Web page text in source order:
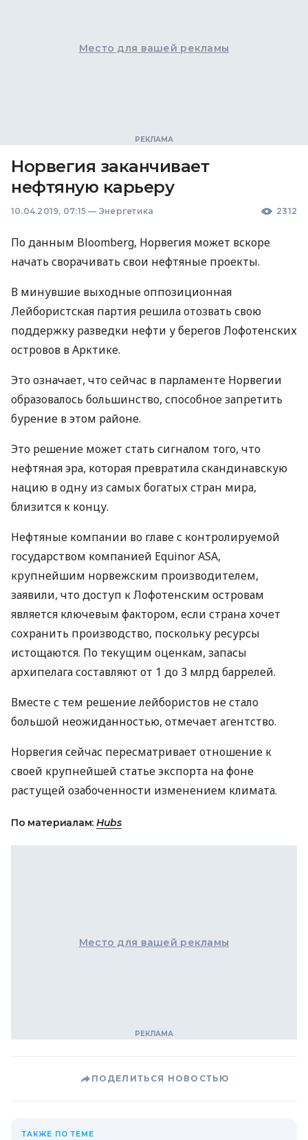
Место для вашей рекламы
Норвегия заканчивает
нефтяную карьеру
10.04.2019, 07:15 — Энергетика 2312
По данным Bloomberg, Норвегия может вскоре
начать сворачивать свои нефтяные проекты.
В минувшие выходные оппозиционная
Лейбористская партия решила отозвать свою
поддержку разведки нефти у берегов Лофотенских
островов в Арктике.
Это означает, что сейчас в парламенте Норвегии
образовалось большинство, способное запретить
бурение в этом районе.
Это решение может стать сигналом того, что
нефтяная эра, которая превратила скандинавскую
нацию в одну из самых богатых стран мира,
близится к концу.
Нефтяные компании во главе с контролируемой
государством компанией EquinorASA,
крупнейшим норвежским производителем,
заявили, что доступ к Лофотенским островам
является ключевым фактором, если страна хочет
сохранить производство, поскольку ресурсы
истощаются. По текущим оценкам, запасы
архипелага составляют от 1 до 3 млрд баррелей.
Вместе с тем решение лейбористов не стало
большой неожиданностью, отмечает агентство.
Норвегия сейчас пересматривает отношение к
своей крупнейшей статье экспорта на фоне
растущей озабоченности изменением климата.
По материалам: Hubs
Место для вашей рекламы
ПОДЕЛИТЬСЯ НОВОСТЬЮ
ТАКЖЕ ПО ТЕМЕ